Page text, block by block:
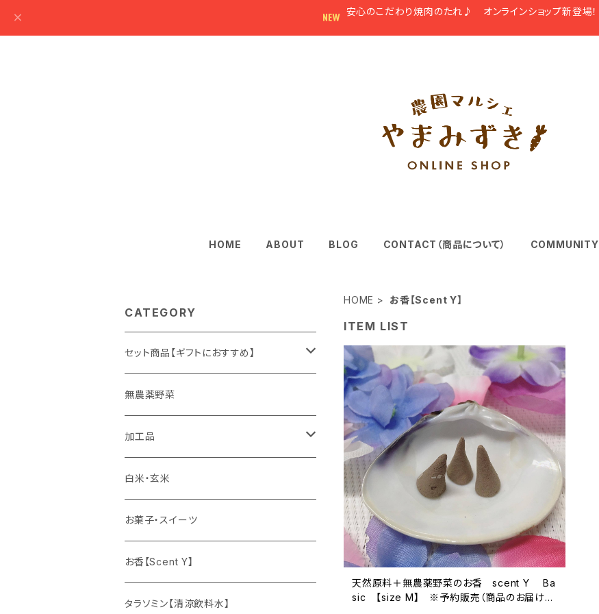
安心のこだわり焼肉のたれ♪ オンラインショップ新登場！
HOME ABOUT BLOG CONTACT（商品について） COMMUNITY
HOME お香【Scent Y】
ITEM LIST
天然原料＋無農薬野菜のお香 scent Y Ba
sic 【size M】 ※予約販売（商品のお届けは
CATEGORY
セット商品【ギフトにおすすめ】
ギフト
無農薬野菜
加工品
ゆず姫シリーズ
各種パウダー
ドリンクの素
健康茶
白米・玄米
お菓子・スイーツ
お香【Scent Y】
タラソミン【清涼飲料水】